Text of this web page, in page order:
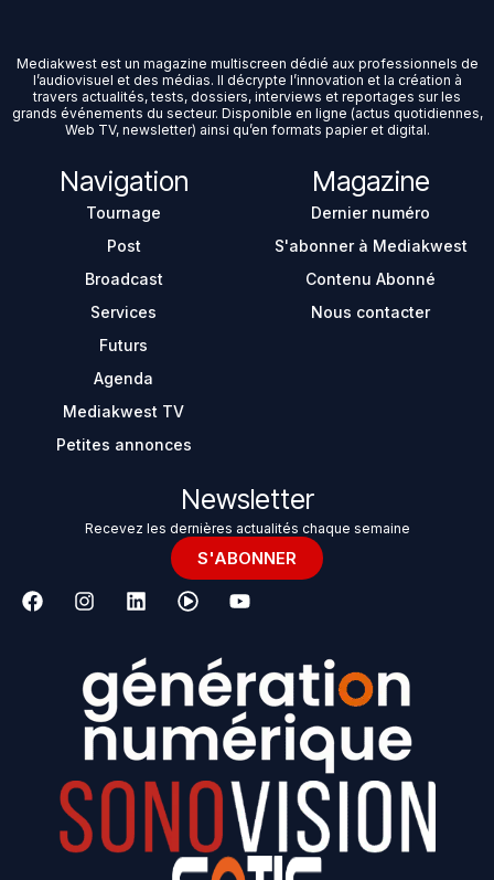
Mediakwest est un magazine multiscreen dédié aux professionnels de
l’audiovisuel et des médias. Il décrypte l’innovation et la création à
travers actualités, tests, dossiers, interviews et reportages sur les
grands événements du secteur. Disponible en ligne (actus quotidiennes,
Web TV, newsletter) ainsi qu’en formats papier et digital.
Navigation
Tournage
Post
Broadcast
Services
Futurs
Agenda
Mediakwest TV
Petites annonces
Magazine
Dernier numéro
S'abonner à Mediakwest
Contenu Abonné
Nous contacter
Newsletter
Recevez les dernières actualités chaque semaine
S'ABONNER